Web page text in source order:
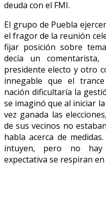
deuda con el FMI.
El grupo de Puebla
el fragor de la reunión
fijar posición sobre
decía un
presidente electo y otro
innegable que el
nación dificultaría la
se imaginó que al iniciar
vez ganada las
de sus vecinos no
habla acerca de
intuyen, pero no hay
expectativa se respiran